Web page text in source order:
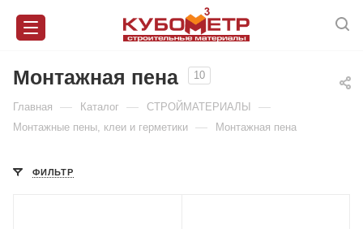
Монтажная пена 10
Главная — Каталог — СТРОЙМАТЕРИАЛЫ —
Монтажные пены, клеи и герметики — Монтажная пена
ФИЛЬТР